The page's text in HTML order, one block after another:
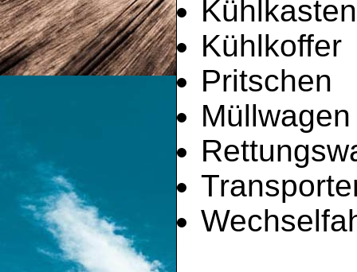
Kühlkoffer
Pritschen
Müllwagen